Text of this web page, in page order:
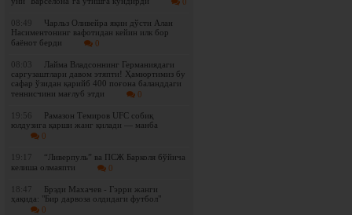
08:49
Чарльз Оливейра яқин дўсти Алан
Насиментонинг вафотидан кейин илк бор
баёнот берди
0
08:03
Лайма Владсоннинг Германиядаги
саргузаштлари давом этяпти! Ҳамюртимиз бу
сафар ўзидан қарийб 400 поғона баланддаги
теннисчини мағлуб этди
0
19:56
Рамазон Темиров UFC собиқ
юлдузига қарши жанг қилади — манба
0
19:17
“Ливерпуль” ва ПСЖ Барколя бўйича
келиша олмаяпти
0
18:47
Брэди Махачев - Гэрри жанги
ҳақида: "Бир дарвоза олдидаги футбол"
0